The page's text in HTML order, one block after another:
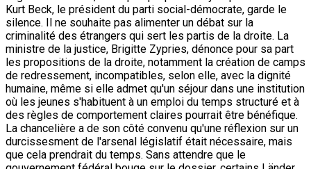
Kurt Beck, le président du parti social-démocrate, garde le
silence. Il ne souhaite pas alimenter un débat sur la
criminalité des étrangers qui sert les partis de la droite. La
ministre de la justice, Brigitte Zypries, dénonce pour sa part
les propositions de la droite, notamment la création de camps
de redressement, incompatibles, selon elle, avec la dignité
humaine, même si elle admet qu'un séjour dans une institution
où les jeunes s'habituent à un emploi du temps structuré et à
des règles de comportement claires pourrait être bénéfique.
La chancelière a de son côté convenu qu'une réflexion sur un
durcissesment de l'arsenal législatif était nécessaire, mais
que cela prendrait du temps. Sans attendre que le